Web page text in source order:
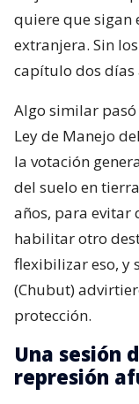
quiere que sigan
extranjera. Sin
capítulo dos días
Algo similar
Ley de Manejo
la votación
del suelo en
años, para evitar
habilitar otro
flexibilizar eso, y
(Chubut)
protección.
Una sesión
represión